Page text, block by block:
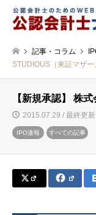
記事・コラム
STUDIOUS（東証マザー
【新規承認】 株
2015.07.29 / 最終更
IPO速報 すべての記事